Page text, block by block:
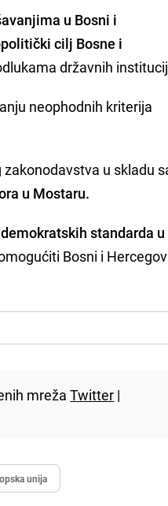
u Bosni i
cilj Bosne i
državnih
neophodnih kriterija
u skladu
u Mostaru.
standarda u
Bosni i
mrežaTwitter |
unija